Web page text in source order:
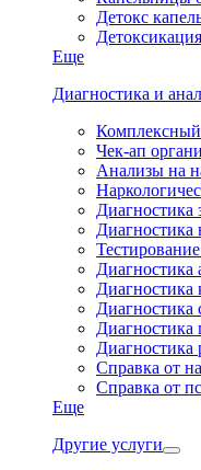
Детокс
Еще
Диагностика и
Комплексный
Чек-ап
Анализы на
Диагностика
Диагностика
Диагностика
Диагностика
Диагностика
Диагностика
Диагностика
Справка от
Справка от
Еще
Другие услуги